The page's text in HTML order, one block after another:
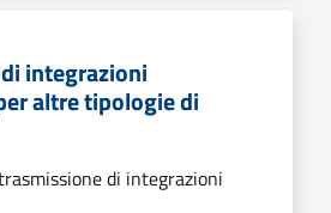
integrazioni
altre tipologie di
di integrazioni